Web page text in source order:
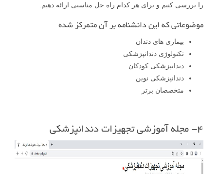
را بررسی کنیم و برای هر کدام راه حل مناسبی ارائه دهیم.
موضوعاتی که این دانشنامه بر آن متمرکز شده
بیماری های دندان
تکنولوژی دندانپزشکی
دندانپزشکی کودکان
دندانپزشکی نوین
متخصصان برتر
۴- مجله آموزشی تجهیزات دندانپزشکی